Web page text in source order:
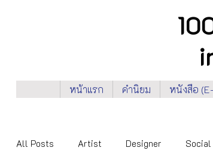
หน้าแรก คำนิยม หนังสือ
All Posts Artist Designer Social